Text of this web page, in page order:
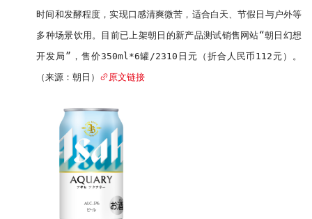
时间和发酵程度，实现口感清爽微苦，适合白天、节假日与户外等
多种场景饮用。目前已上架朝日的新产品测试销售网站“朝日幻想
开发局”，售价350ml*6罐/2310日元（折合人民币112元）。
（来源：朝日）
原文链接